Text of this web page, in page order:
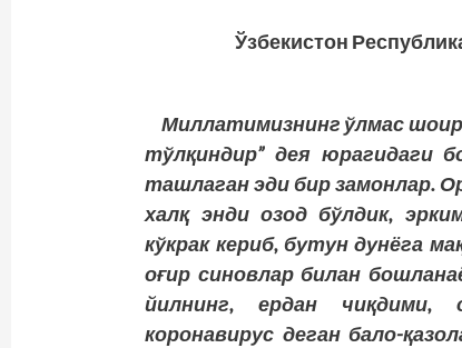
Ўзбекистон Р
Миллатимизнинг ўлмас
тўлқиндир” дея юрагидаги
ташлаган эди бир замонлар.
халқ энди озод бўлдик,
кўкрак кериб, бутун дунёга
оғир синовлар билан
йилнинг, ердан чиқдими,
коронавирус деган бало-